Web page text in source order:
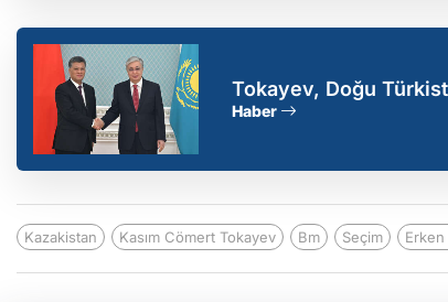
Tokayev, Doğu
Haber
Kazakistan Kasım Cömert Tokayev Bm Seçim